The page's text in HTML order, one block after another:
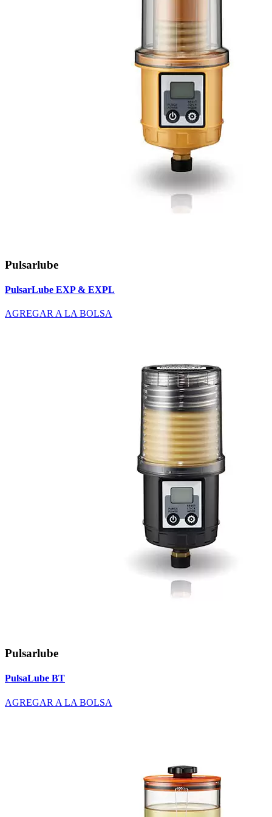
Pulsarlube
PulsarLube EXP & EXPL
AGREGAR A LA BOLSA
Pulsarlube
PulsaLube BT
AGREGAR A LA BOLSA